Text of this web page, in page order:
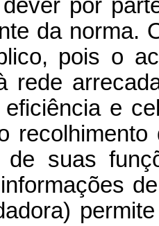
por
da norma.
pois o
rede
e
de suas